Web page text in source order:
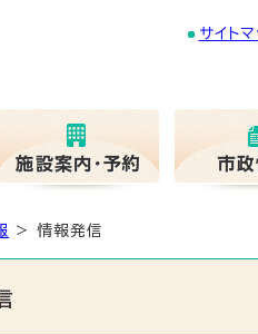
サイト
> 情報発信